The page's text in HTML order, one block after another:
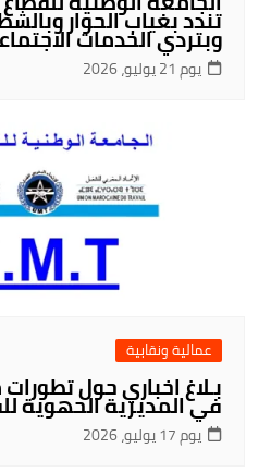
تندد بغياب الحوار
وبتردي الخدمات
يوم 21 يوليو، 2026
عمالية ونقابية
بـلاغ اخباري حول
في المديرية الحهوية
يوم 17 يوليو، 2026